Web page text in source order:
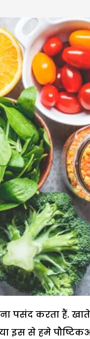
पसंद करता हैं.
से हमे